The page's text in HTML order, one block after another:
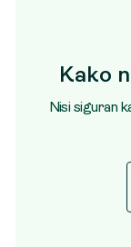
Kako
Nisi siguran